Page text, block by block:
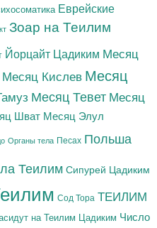
Еврейские
Зоар на Теилим
Йорцайт Цадиким Месяц
Месяц Кислев Месяц
Месяц Тевет Месяц
Шват Месяц Элул
Органы тела Песах Польша
Теилим Сипурей Цадиким
Сод Тора ТЕИЛИМ
на Теилим Цадиким Число